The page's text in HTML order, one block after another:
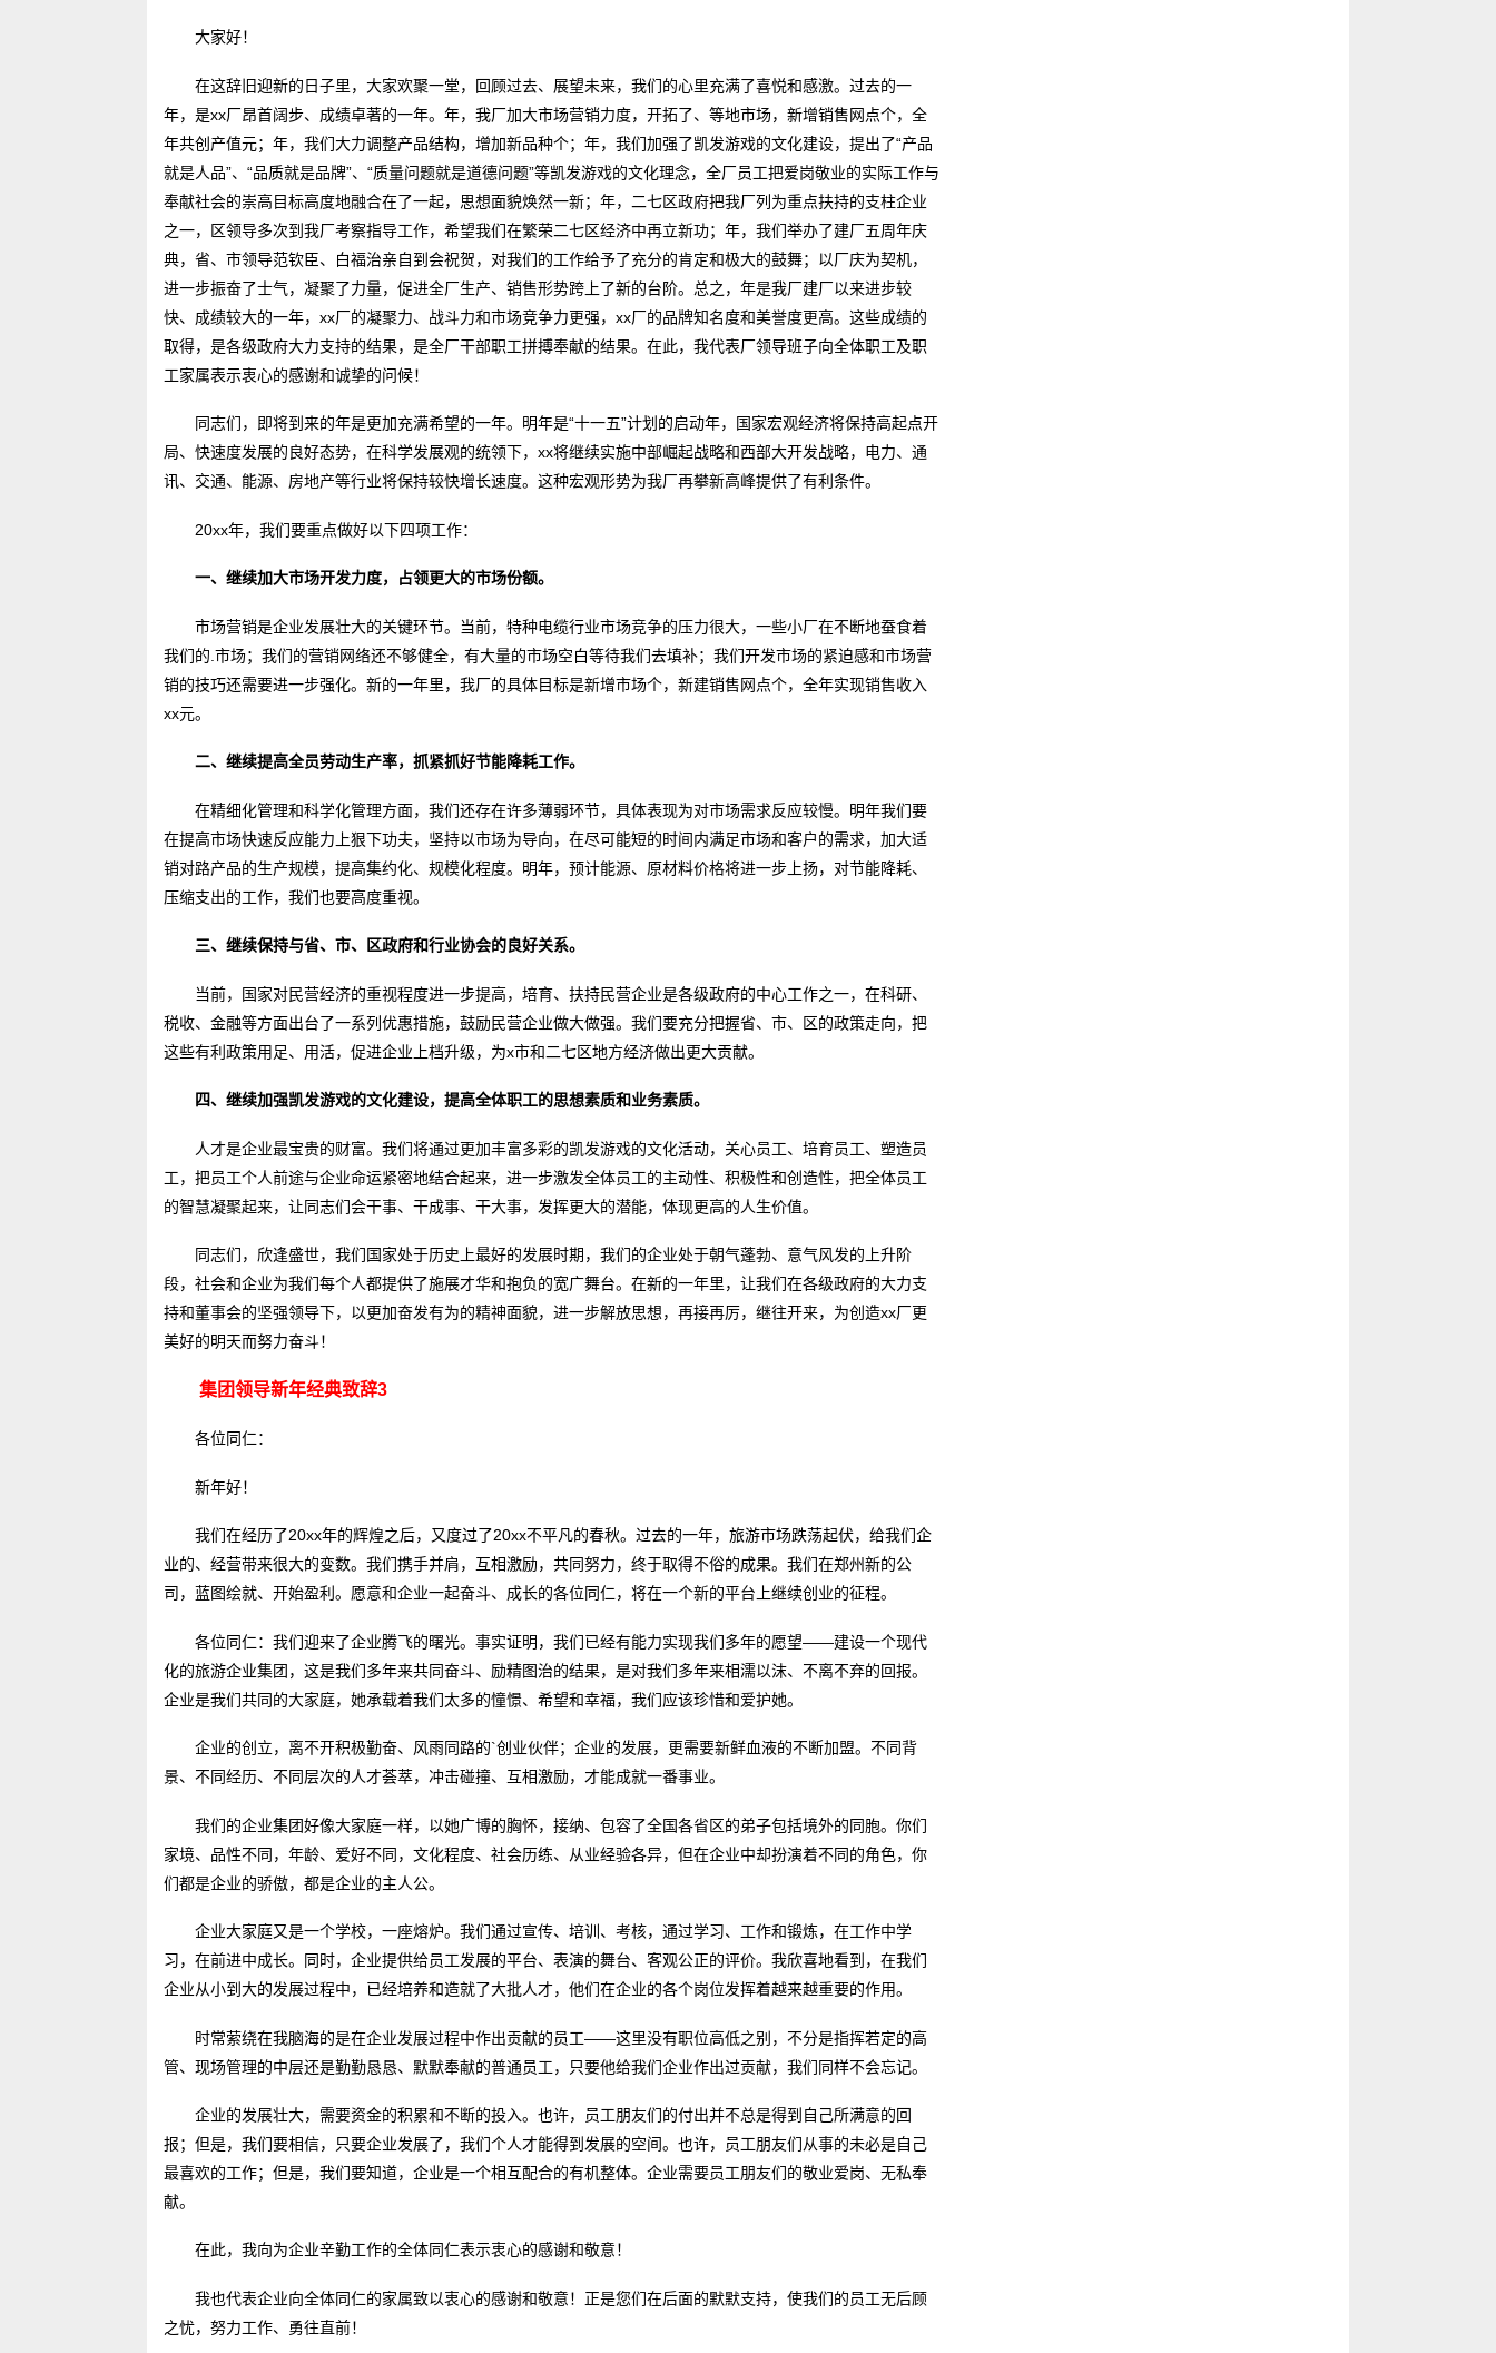
大家好！
在这辞旧迎新的日子里，大家欢聚一堂，回顾过去、展望未来，我们的心里充满了喜悦和感激。过去的一
年，是xx厂昂首阔步、成绩卓著的一年。年，我厂加大市场营销力度，开拓了、等地市场，新增销售网点个，全
年共创产值元；年，我们大力调整产品结构，增加新品种个；年，我们加强了凯发游戏的文化建设，提出了“产品
就是人品”、“品质就是品牌”、“质量问题就是道德问题”等凯发游戏的文化理念，全厂员工把爱岗敬业的实际工作与
奉献社会的崇高目标高度地融合在了一起，思想面貌焕然一新；年，二七区政府把我厂列为重点扶持的支柱企业
之一，区领导多次到我厂考察指导工作，希望我们在繁荣二七区经济中再立新功；年，我们举办了建厂五周年庆
典，省、市领导范钦臣、白福治亲自到会祝贺，对我们的工作给予了充分的肯定和极大的鼓舞；以厂庆为契机，
进一步振奋了士气，凝聚了力量，促进全厂生产、销售形势跨上了新的台阶。总之，年是我厂建厂以来进步较
快、成绩较大的一年，xx厂的凝聚力、战斗力和市场竞争力更强，xx厂的品牌知名度和美誉度更高。这些成绩的
取得，是各级政府大力支持的结果，是全厂干部职工拼搏奉献的结果。在此，我代表厂领导班子向全体职工及职
工家属表示衷心的感谢和诚挚的问候！
同志们，即将到来的年是更加充满希望的一年。明年是“十一五”计划的启动年，国家宏观经济将保持高起点开
局、快速度发展的良好态势，在科学发展观的统领下，xx将继续实施中部崛起战略和西部大开发战略，电力、通
讯、交通、能源、房地产等行业将保持较快增长速度。这种宏观形势为我厂再攀新高峰提供了有利条件。
20xx年，我们要重点做好以下四项工作：
一、继续加大市场开发力度，占领更大的市场份额。
市场营销是企业发展壮大的关键环节。当前，特种电缆行业市场竞争的压力很大，一些小厂在不断地蚕食着
我们的.市场；我们的营销网络还不够健全，有大量的市场空白等待我们去填补；我们开发市场的紧迫感和市场营
销的技巧还需要进一步强化。新的一年里，我厂的具体目标是新增市场个，新建销售网点个，全年实现销售收入
xx元。
二、继续提高全员劳动生产率，抓紧抓好节能降耗工作。
在精细化管理和科学化管理方面，我们还存在许多薄弱环节，具体表现为对市场需求反应较慢。明年我们要
在提高市场快速反应能力上狠下功夫，坚持以市场为导向，在尽可能短的时间内满足市场和客户的需求，加大适
销对路产品的生产规模，提高集约化、规模化程度。明年，预计能源、原材料价格将进一步上扬，对节能降耗、
压缩支出的工作，我们也要高度重视。
三、继续保持与省、市、区政府和行业协会的良好关系。
当前，国家对民营经济的重视程度进一步提高，培育、扶持民营企业是各级政府的中心工作之一，在科研、
税收、金融等方面出台了一系列优惠措施，鼓励民营企业做大做强。我们要充分把握省、市、区的政策走向，把
这些有利政策用足、用活，促进企业上档升级，为x市和二七区地方经济做出更大贡献。
四、继续加强凯发游戏的文化建设，提高全体职工的思想素质和业务素质。
人才是企业最宝贵的财富。我们将通过更加丰富多彩的凯发游戏的文化活动，关心员工、培育员工、塑造员
工，把员工个人前途与企业命运紧密地结合起来，进一步激发全体员工的主动性、积极性和创造性，把全体员工
的智慧凝聚起来，让同志们会干事、干成事、干大事，发挥更大的潜能，体现更高的人生价值。
同志们，欣逢盛世，我们国家处于历史上最好的发展时期，我们的企业处于朝气蓬勃、意气风发的上升阶
段，社会和企业为我们每个人都提供了施展才华和抱负的宽广舞台。在新的一年里，让我们在各级政府的大力支
持和董事会的坚强领导下，以更加奋发有为的精神面貌，进一步解放思想，再接再厉，继往开来，为创造xx厂更
美好的明天而努力奋斗！
集团领导新年经典致辞3
各位同仁：
新年好！
我们在经历了20xx年的辉煌之后，又度过了20xx不平凡的春秋。过去的一年，旅游市场跌荡起伏，给我们企
业的、经营带来很大的变数。我们携手并肩，互相激励，共同努力，终于取得不俗的成果。我们在郑州新的公
司，蓝图绘就、开始盈利。愿意和企业一起奋斗、成长的各位同仁，将在一个新的平台上继续创业的征程。
各位同仁：我们迎来了企业腾飞的曙光。事实证明，我们已经有能力实现我们多年的愿望——建设一个现代
化的旅游企业集团，这是我们多年来共同奋斗、励精图治的结果，是对我们多年来相濡以沫、不离不弃的回报。
企业是我们共同的大家庭，她承载着我们太多的憧憬、希望和幸福，我们应该珍惜和爱护她。
企业的创立，离不开积极勤奋、风雨同路的`创业伙伴；企业的发展，更需要新鲜血液的不断加盟。不同背
景、不同经历、不同层次的人才荟萃，冲击碰撞、互相激励，才能成就一番事业。
我们的企业集团好像大家庭一样，以她广博的胸怀，接纳、包容了全国各省区的弟子包括境外的同胞。你们
家境、品性不同，年龄、爱好不同，文化程度、社会历练、从业经验各异，但在企业中却扮演着不同的角色，你
们都是企业的骄傲，都是企业的主人公。
企业大家庭又是一个学校，一座熔炉。我们通过宣传、培训、考核，通过学习、工作和锻炼，在工作中学
习，在前进中成长。同时，企业提供给员工发展的平台、表演的舞台、客观公正的评价。我欣喜地看到，在我们
企业从小到大的发展过程中，已经培养和造就了大批人才，他们在企业的各个岗位发挥着越来越重要的作用。
时常萦绕在我脑海的是在企业发展过程中作出贡献的员工——这里没有职位高低之别，不分是指挥若定的高
管、现场管理的中层还是勤勤恳恳、默默奉献的普通员工，只要他给我们企业作出过贡献，我们同样不会忘记。
企业的发展壮大，需要资金的积累和不断的投入。也许，员工朋友们的付出并不总是得到自己所满意的回
报；但是，我们要相信，只要企业发展了，我们个人才能得到发展的空间。也许，员工朋友们从事的未必是自己
最喜欢的工作；但是，我们要知道，企业是一个相互配合的有机整体。企业需要员工朋友们的敬业爱岗、无私奉
献。
在此，我向为企业辛勤工作的全体同仁表示衷心的感谢和敬意！
我也代表企业向全体同仁的家属致以衷心的感谢和敬意！正是您们在后面的默默支持，使我们的员工无后顾
之忧，努力工作、勇往直前！